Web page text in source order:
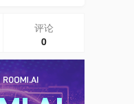
评论
0